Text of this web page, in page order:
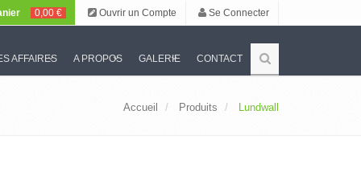
0,00 € Ouvrir un Compte Se Connecter
AFFAIRES A PROPOS GALERIE CONTACT
Accueil Produits Lundwall